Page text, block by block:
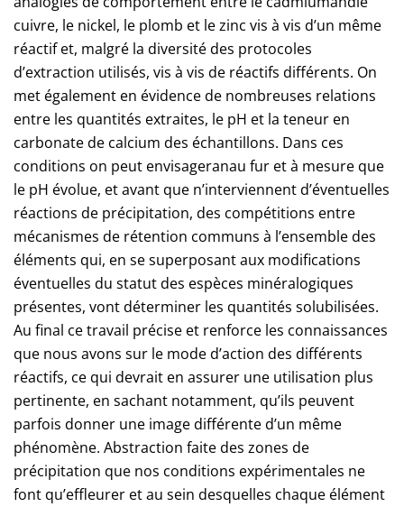
cuivre, le nickel, le plomb et le zinc vis à vis d’un même
réactif et, malgré la diversité des protocoles
d’extraction utilisés, vis à vis de réactifs différents. On
met également en évidence de nombreuses relations
entre les quantités extraites, le pH et la teneur en
carbonate de calcium des échantillons. Dans ces
conditions on peut envisageranau fur et à mesure que
le pH évolue, et avant que n’interviennent d’éventuelles
réactions de précipitation, des compétitions entre
mécanismes de rétention communs à l’ensemble des
éléments qui, en se superposant aux modifications
éventuelles du statut des espèces minéralogiques
présentes, vont déterminer les quantités solubilisées.
Au final ce travail précise et renforce les connaissances
que nous avons sur le mode d’action des différents
réactifs, ce qui devrait en assurer une utilisation plus
pertinente, en sachant notamment, qu’ils peuvent
parfois donner une image différente d’un même
phénomène. Abstraction faite des zones de
précipitation que nos conditions expérimentales ne
font qu’effleurer et au sein desquelles chaque élément